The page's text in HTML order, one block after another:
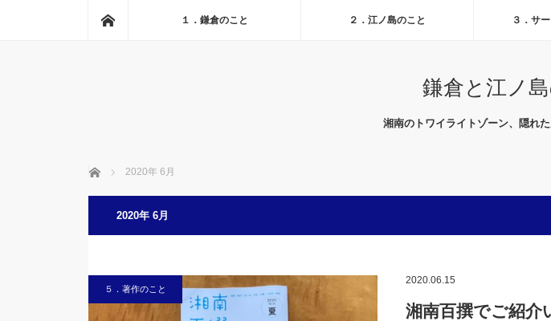
１．鎌倉のこと ２．江ノ島のこと ３．サ
鎌倉と江ノ
湘南のトワイライトゾーン、隠れ
ホーム 2020年 6月
2020年 6月
５．著作のこと
2020.06.15
湘南百撰でご紹介